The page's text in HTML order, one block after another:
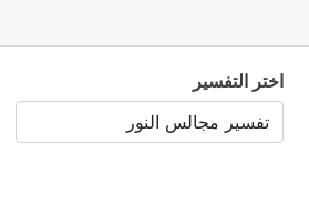
اختر التفسير